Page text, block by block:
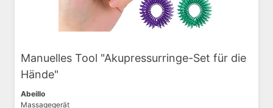
Manuelles Tool "Akupressurringe-Set für die
Hände"
Abeillo
Massagegerät